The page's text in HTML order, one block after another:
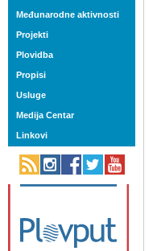
Međunarodne aktivnosti
Projekti
Plovidba
Propisi
Usluge
Medija Centar
Linkovi